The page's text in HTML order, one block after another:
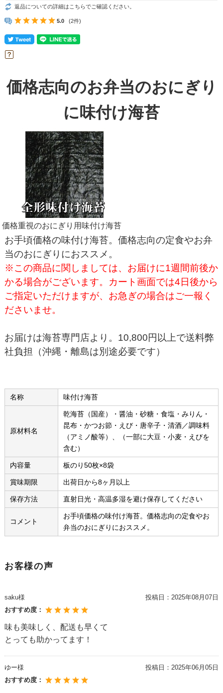
返品についての詳細はこちらでご確認ください。
5.0 (2件)
価格志向のお弁当のおにぎり
に味付け海苔
価格重視のおにぎり用味付け海苔
お手頃価格の味付け海苔。価格志向の定食やお弁
当のおにぎりにおススメ。
※この商品に関しましては、お届けに1週間前後か
かる場合がございます。カート画面では4日後から
ご指定いただけますが、お急ぎの場合はご一報く
ださいませ。
お届けは海苔専門店より。10,800円以上で送料弊
社負担（沖縄・離島は別途必要です）
名称 味付け海苔
原材料名
乾海苔（国産）・醤油・砂糖・食塩・みりん・
昆布・かつお節・えび・唐辛子・清酒／調味料
（アミノ酸等）、（一部に大豆・小麦・えびを
含む）
内容量 板のり50枚×8袋
賞味期限 出荷日から8ヶ月以上
保存方法 直射日光・高温多湿を避け保存してください
コメント
お手頃価格の味付け海苔。価格志向の定食やお
弁当のおにぎりにおススメ。
お客様の声
saku様 投稿日： 2025年08月07日
おすすめ度：
味も美味しく、配送も早くて
とっても助かってます！
ゆー様 投稿日： 2025年06月05日
おすすめ度：